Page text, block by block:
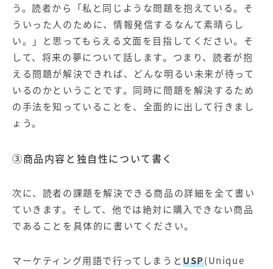
う。読者から「私と同じような問題を抱えている。そ
ういった人のために、情報発信するなんて素晴らし
い。」と思ってもらえる文面を目指してください。そ
して、将来の夢について話します。つまり、読者が抱
える問題が解決できれば、どんな明るい未来が待って
いるのかということです。同時に問題を解決するため
の手法を知っていることを、全面的に出して行きまし
ょう。
③商品内容と独自性について書く
次に、読者の課題を解決できる商品の詳細を全て書い
ていきます。そして、他では絶対に購入できない商品
であることを具体的に書いてください。
マーケティング用語で行ってしまうとUSP(Unique